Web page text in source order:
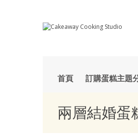
首頁 訂購蛋糕主題
兩層結婚蛋